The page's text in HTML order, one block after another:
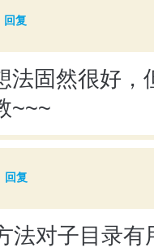
回复
法固然很好，
~~~
回复
法对子目录有